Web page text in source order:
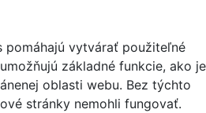
pomáhajú vytvárať použiteľné
základné funkcie, ako je
oblasti webu. Bez týchto
stránky nemohli fungovať.